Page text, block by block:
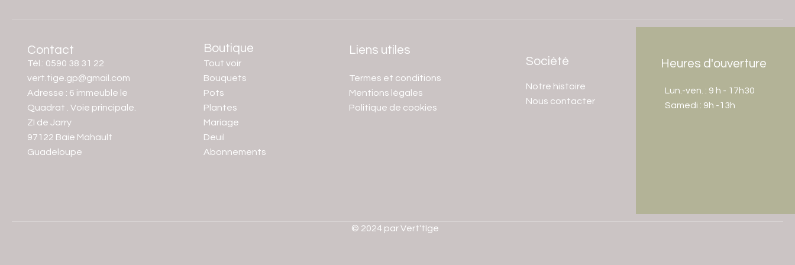
Contact
Tél.: 0590 38 31 22
vert.tige.gp@gmail.com
Adresse : 6 immeuble le
Quadrat . Voie principale.
ZI de Jarry
97122 Baie Mahault
Guadeloupe
Boutique
Tout voir
Bouquets
Pots
Plantes
Mariage
Deuil
Abonnements
Liens utiles
Termes et conditions
Mentions légales
Politique de cookies
Société
Notre histoire
Nous contacter
Heures d'ouverture
Lun.-ven. : 9 h - 17h30
​​Samedi : 9h -13h
© 2024 par Vert'tIge